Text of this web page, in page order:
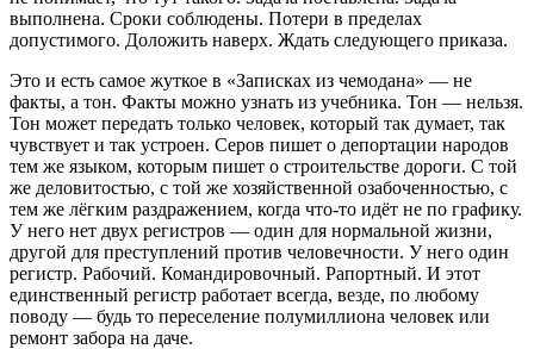
выполнена. Сроки соблюдены. Потери в пределах
допустимого. Доложить наверх. Ждать следующего приказа.
Это и есть самое жуткое в «Записках из чемодана» — не
факты, а тон. Факты можно узнать из учебника. Тон — нельзя.
Тон может передать только человек, который так думает, так
чувствует и так устроен. Серов пишет о депортации народов
тем же языком, которым пишет о строительстве дороги. С той
же деловитостью, с той же хозяйственной озабоченностью, с
тем же лёгким раздражением, когда что-то идёт не по графику.
У него нет двух регистров — один для нормальной жизни,
другой для преступлений против человечности. У него один
регистр. Рабочий. Командировочный. Рапортный. И этот
единственный регистр работает всегда, везде, по любому
поводу — будь то переселение полумиллиона человек или
ремонт забора на даче.